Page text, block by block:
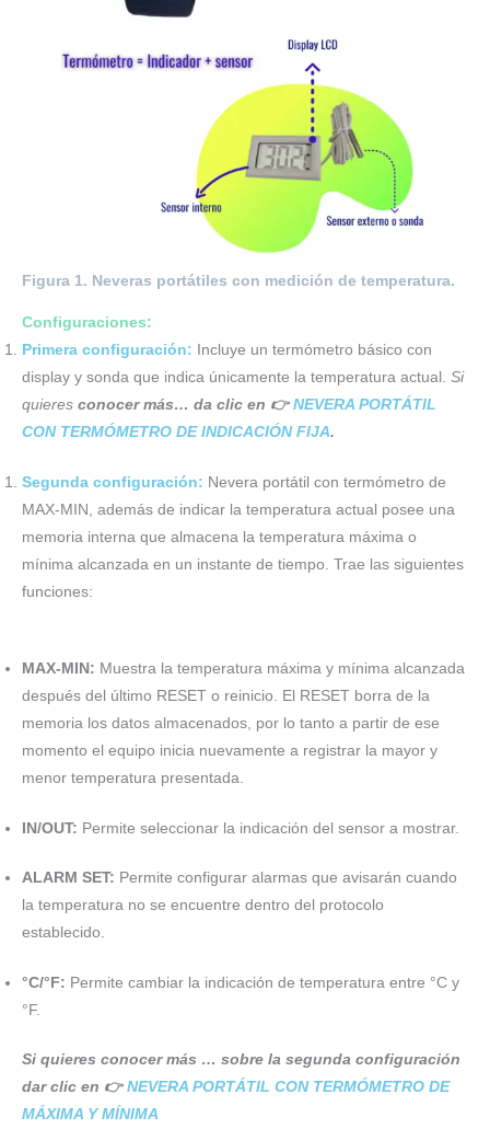
Figura 1. Neveras portátiles con medición de temperatura.
Configuraciones:
Primera configuración:
Incluye un termómetro básico con
display y sonda que indica únicamente la temperatura actual. Si
quieres conocer más… da clic en 👉 NEVERA PORTÁTIL
CON TERMÓMETRO DE INDICACIÓN FIJA.
Segunda configuración: Nevera portátil con termómetro de
MAX-MIN, además de indicar la temperatura actual posee una
memoria interna que almacena la temperatura máxima o
mínima alcanzada en un instante de tiempo. Trae las siguientes
funciones:
MAX-MIN: Muestra la temperatura máxima y mínima alcanzada
después del último RESET o reinicio. El RESET borra de la
memoria los datos almacenados, por lo tanto a partir de ese
momento el equipo inicia nuevamente a registrar la mayor y
menor temperatura presentada.
IN/OUT: Permite seleccionar la indicación del sensor a mostrar.
ALARM SET: Permite configurar alarmas que avisarán cuando
la temperatura no se encuentre dentro del protocolo
establecido.
°C/°F: Permite cambiar la indicación de temperatura entre °C y
°F.
Si quieres conocer más … sobre la segunda configuración
dar clic en 👉 NEVERA PORTÁTIL CON TERMÓMETRO DE
MÁXIMA Y MÍNIMA